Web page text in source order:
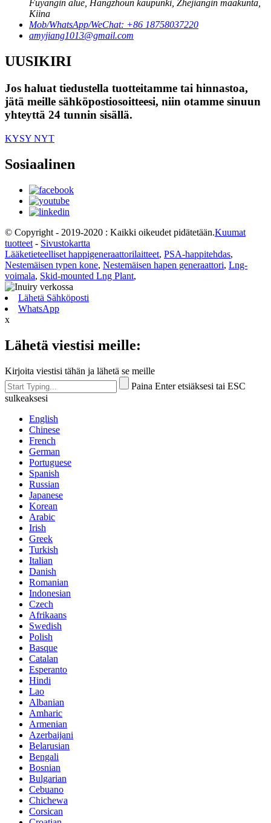
Fuyangin alue, Hangzhoun kaupunki, Zhejiangin maakunta,
Kiina
Mob/WhatsApp/WeChat: +86 18758037220
amyjiang1013@gmail.com
UUSIKIRI
Jos haluat tiedustella tuotteitamme tai hinnastoa,
jätä meille sähköpostiosoitteesi, niin otamme sinuun
yhteyttä 24 tunnin sisällä.
KYSY NYT
Sosiaalinen
© Copyright - 2019-2020 : Kaikki oikeudet pidätetään.Kuumat
tuotteet - Sivustokartta
Lääketieteelliset happigeneraattorilaitteet, PSA-happitehdas,
Nestemäisen typen kone, Nestemäisen hapen generaattori, Lng-
voimala, Skid-mounted Lng Plant,
Lähetä Sähköposti
WhatsApp
x
Lähetä viestisi meille:
Kirjoita viestisi tähän ja lähetä se meille
Paina Enter etsiäksesi tai ESC
sulkeaksesi
English
Chinese
French
German
Portuguese
Spanish
Russian
Japanese
Korean
Arabic
Irish
Greek
Turkish
Italian
Danish
Romanian
Indonesian
Czech
Afrikaans
Swedish
Polish
Basque
Catalan
Esperanto
Hindi
Lao
Albanian
Amharic
Armenian
Azerbaijani
Belarusian
Bengali
Bosnian
Bulgarian
Cebuano
Chichewa
Corsican